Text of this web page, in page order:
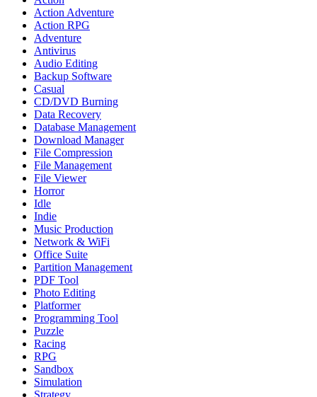
Action Adventure
Action RPG
Adventure
Antivirus
Audio Editing
Backup Software
Casual
CD/DVD Burning
Data Recovery
Database Management
Download Manager
File Compression
File Management
File Viewer
Horror
Idle
Indie
Music Production
Network & WiFi
Office Suite
Partition Management
PDF Tool
Photo Editing
Platformer
Programming Tool
Puzzle
Racing
RPG
Sandbox
Simulation
Strategy